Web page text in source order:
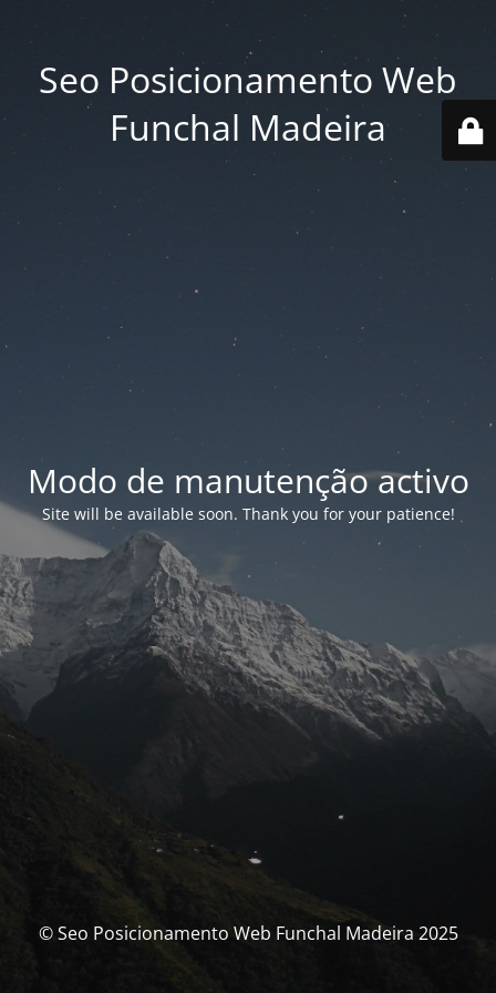
Seo Posicionamento Web
Funchal Madeira
Modo de manutenção activo
Site will be available soon. Thank you for your patience!
© Seo Posicionamento Web Funchal Madeira 2025